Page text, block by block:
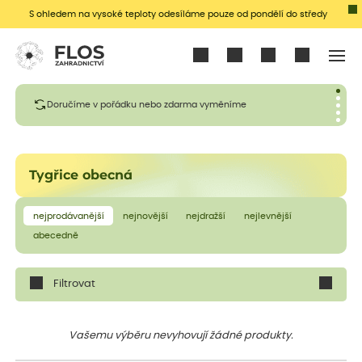
S ohledem na vysoké teploty odesíláme pouze od pondělí do středy
Doručíme v pořádku nebo zdarma vyměníme
Tygřice obecná
nejprodávanější nejnovější nejdražší nejlevnější
abecedně
Filtrovat
Vašemu výběru nevyhovují žádné produkty.